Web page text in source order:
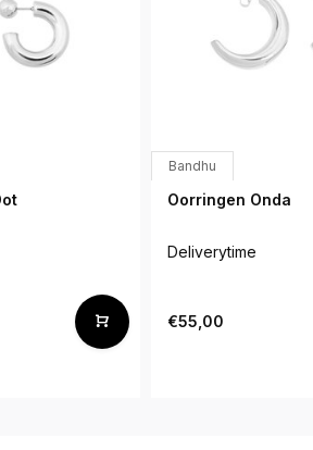
Bandhu
Oorringen Onda
Deliverytime
€55,00